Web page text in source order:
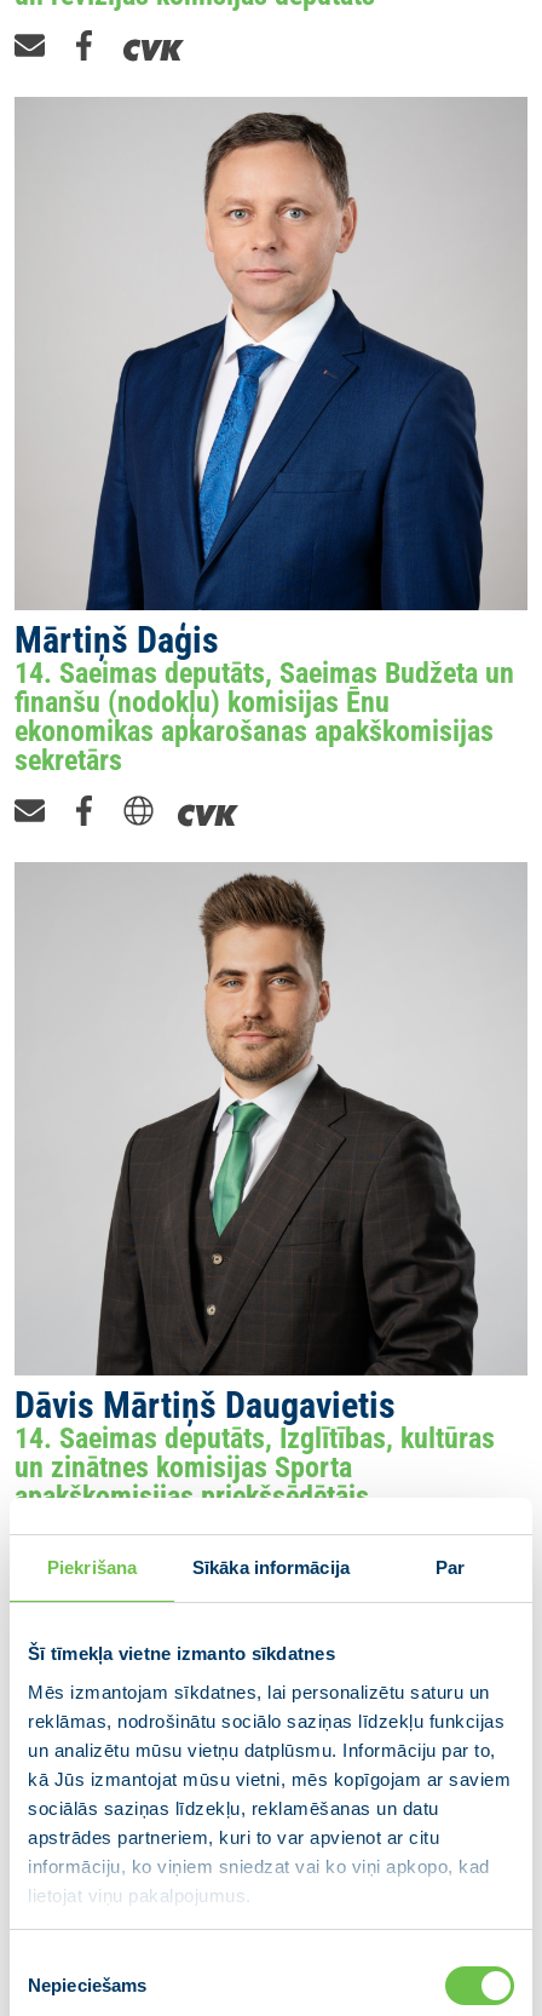
Piekrišana Sīkāka informācija Par
Šī tīmekļa vietne izmanto sīkdatnes
Mēs izmantojam sīkdatnes, lai personalizētu saturu un
reklāmas, nodrošinātu sociālo saziņas līdzekļu funkcijas
un analizētu mūsu vietņu datplūsmu. Informāciju par to,
kā Jūs izmantojat mūsu vietni, mēs kopīgojam ar saviem
sociālās saziņas līdzekļu, reklamēšanas un datu
apstrādes partneriem, kuri to var apvienot ar citu
informāciju, ko viņiem sniedzat vai ko viņi apkopo, kad
lietojat viņu pakalpojumus.
izvēle
Nepieciešams
Mārtiņš Daģis
14. Saeimas deputāts, Saeimas Budžeta un
finanšu (nodokļu) komisijas Ēnu
ekonomikas apkarošanas apakškomisijas
sekretārs
Dāvis Mārtiņš Daugavietis
14. Saeimas deputāts, Izglītības, kultūras
un zinātnes komisijas Sporta
apakškomisijas priekšsēdētājs